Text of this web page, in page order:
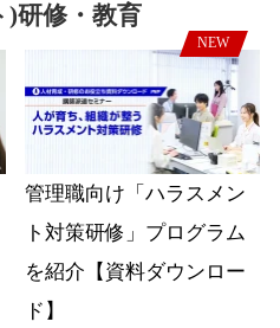
研修・教育
NEW
管理職向け「ハラスメン
ト対策研修」プログラム
を紹介【資料ダウンロー
ド】